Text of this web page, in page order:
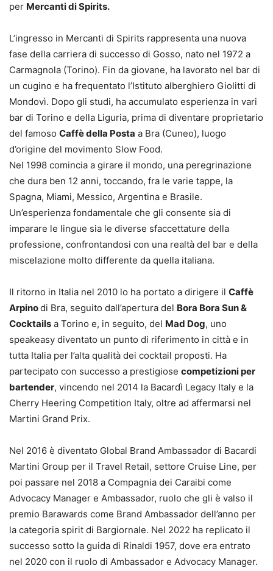
per Mercanti di Spirits.
L’ingresso in Mercanti di Spirits rappresenta una nuova
fase della carriera di successo di Gosso, nato nel 1972 a
Carmagnola (Torino). Fin da giovane, ha lavorato nel bar di
un cugino e ha frequentato l’Istituto alberghiero Giolitti di
Mondovì. Dopo gli studi, ha accumulato esperienza in vari
bar di Torino e della Liguria, prima di diventare proprietario
del famoso Caffè della Posta a Bra (Cuneo), luogo
d’origine del movimento Slow Food.
Nel 1998 comincia a girare il mondo, una peregrinazione
che dura ben 12 anni, toccando, fra le varie tappe, la
Spagna, Miami, Messico, Argentina e Brasile.
Un’esperienza fondamentale che gli consente sia di
imparare le lingue sia le diverse sfaccettature della
professione, confrontandosi con una realtà del bar e della
miscelazione molto differente da quella italiana.
Il ritorno in Italia nel 2010 lo ha portato a dirigere il Caffè
Arpinodi Bra, seguito dall’apertura del Bora Bora Sun &
Cocktails a Torino e, in seguito, del Mad Dog, uno
speakeasy diventato un punto di riferimento in città e in
tutta Italia per l’alta qualità dei cocktail proposti. Ha
partecipato con successo a prestigiose competizioni per
bartender, vincendo nel 2014 la Bacardì Legacy Italy e la
Cherry Heering Competition Italy, oltre ad affermarsi nel
Martini Grand Prix.
Nel 2016 è diventato Global Brand Ambassador di Bacardi
Martini Group per il Travel Retail, settore Cruise Line, per
poi passare nel 2018 a Compagnia dei Caraibi come
Advocacy Manager e Ambassador, ruolo che gli è valso il
premio Barawards come Brand Ambassador dell’anno per
la categoria spirit di Bargiornale. Nel 2022 ha replicato il
successo sotto la guida di Rinaldi 1957, dove era entrato
nel 2020 con il ruolo di Ambassador e Advocacy Manager.